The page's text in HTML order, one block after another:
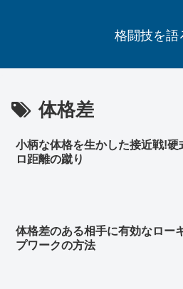
格闘技を語
体格差
小柄な体格を生かした接近戦!
ロ距離の蹴り
体格差のある相手に有効なロー
プワークの方法